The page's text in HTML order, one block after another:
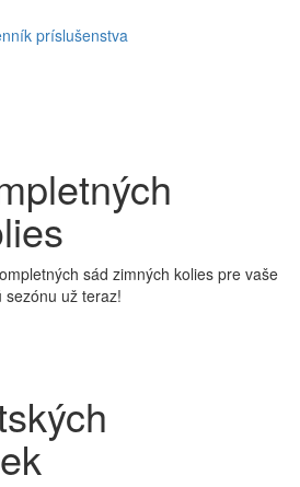
príslušenstva
sád zimných kolies pre vaše
sezónu už teraz!